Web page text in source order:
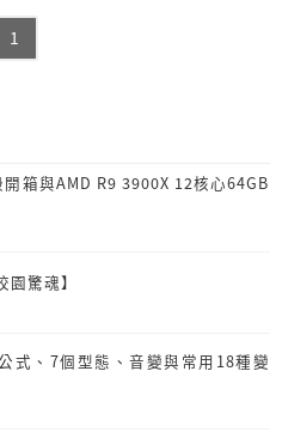
1
箱與AMD R9 3900X 12核心64GB
驚魂】
式、7個型態、音變與常用18種變